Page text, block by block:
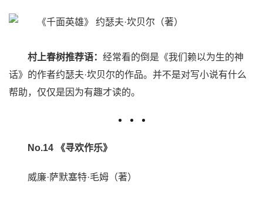
村上春树推荐语： 经常看的倒是《我们赖以为生的神
话》的作者约瑟夫·坎贝尔的作品。并不是对写小说有什么
帮助，仅仅是因为有趣才读的。
No.14 《寻欢作乐》
威廉·萨默塞特·毛姆（著）